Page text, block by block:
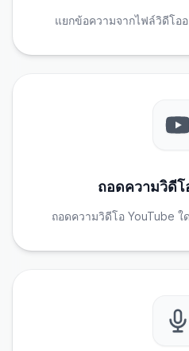
แยกข้อความจากไฟล์วิดีโอ
ถอดความวิดีโ
ถอดความวิดีโอ YouTube